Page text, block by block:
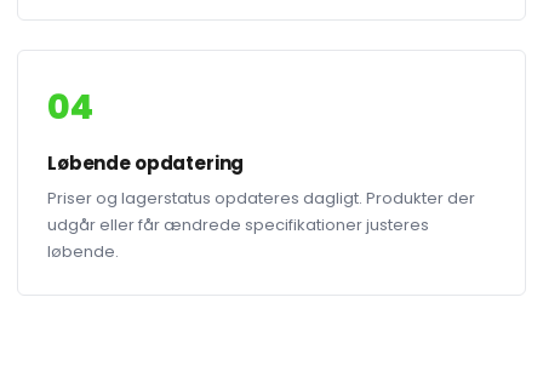
04
Løbende opdatering
Priser og lagerstatus opdateres dagligt. Produkter der
udgår eller får ændrede specifikationer justeres
løbende.